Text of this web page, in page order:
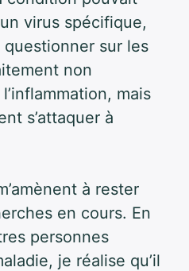
virus spécifique,
questionner sur les
non
mais
s’attaquer à
à rester
en cours. En
personnes
je réalise qu’il